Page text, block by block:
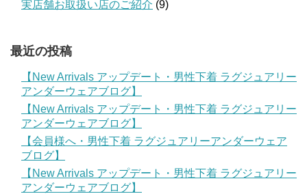
実店舗お取扱い店のご紹介 (9)
最近の投稿
【New Arrivals アップデート・男性下着 ラグジュアリー
アンダーウェアブログ】
【New Arrivals アップデート・男性下着 ラグジュアリー
アンダーウェアブログ】
【会員様へ・男性下着 ラグジュアリーアンダーウェア
ブログ】
【New Arrivals アップデート・男性下着 ラグジュアリー
アンダーウェアブログ】